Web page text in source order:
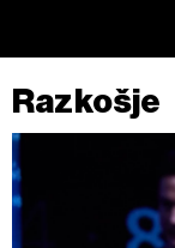
Razkošje